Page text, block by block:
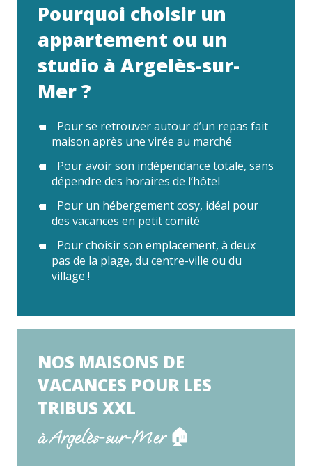
Pourquoi choisir un
appartement ou un
studio à Argelès-sur-
Mer ?
Pour se retrouver autour d’un repas fait
maison après une virée au marché
Pour avoir son indépendance totale, sans
dépendre des horaires de l’hôtel
Pour un hébergement cosy, idéal pour
des vacances en petit comité
Pour choisir son emplacement, à deux
pas de la plage, du centre-ville ou du
village !
NOS MAISONS DE
VACANCES POUR LES
TRIBUS XXL
à Argelès-sur-Mer 🏠